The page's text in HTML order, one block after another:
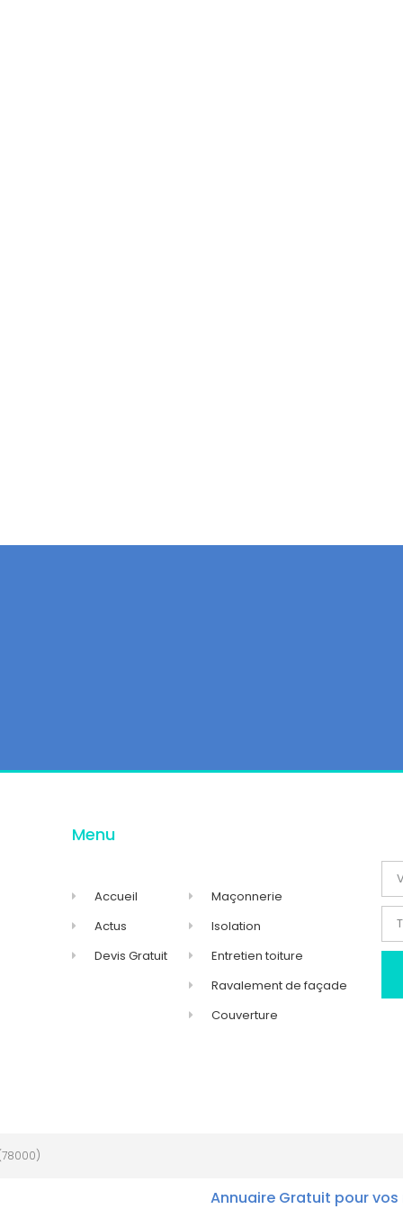
Menu
Accueil
Actus
Devis Gratuit
Maçonnerie
Isolation
Entretien toiture
Ravalement de façade
Couverture
(78000)
Annuaire Gratuit pour